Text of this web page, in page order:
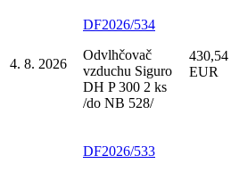
4. 8. 2026
DF2026/534
Odvlhčovač
vzduchu Siguro
DH P 300 2 ks
/do NB 528/
430,54
EUR
DF2026/533